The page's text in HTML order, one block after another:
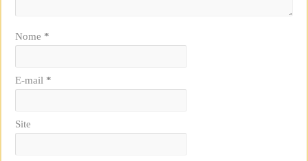
Nome *
E-mail *
Site